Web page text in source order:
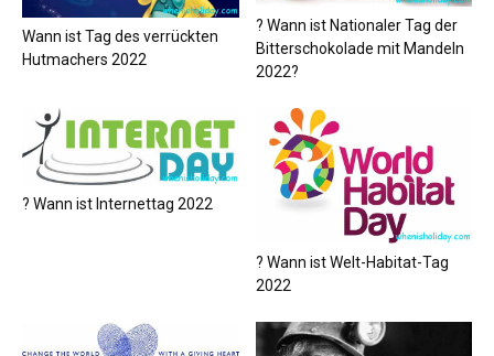
Wann ist Tag des verrückten
Hutmachers 2022
? Wann ist Nationaler Tag der
Bitterschokolade mit Mandeln
2022?
? Wann ist Internettag 2022
? Wann ist Welt-Habitat-Tag
2022